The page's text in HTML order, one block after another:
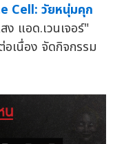
Cell: วัยหนุ่มคุก
แอด.เวนเจอร์"
อเนื่อง จัดกิจกรรม